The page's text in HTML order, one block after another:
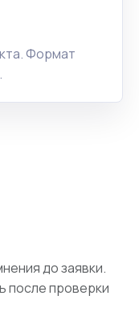
Формат
до заявки.
после проверки